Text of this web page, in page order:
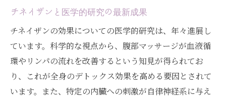
チネイザンと医学的研究の最新成果
チネイザンの効果についての医学的研究は、年々進展し
ています。科学的な視点から、腹部マッサージが血液循
環やリンパの流れを改善するという知見が得られてお
り、これが全身のデトックス効果を高める要因とされて
います。また、特定の内臓への刺激が自律神経系に与え